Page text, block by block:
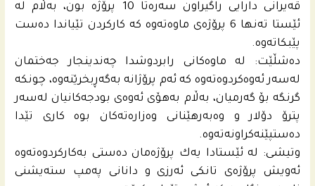
قه‌یرانى دارایی راگیراون سه‌ره‌تا 10 پرۆژه‌ بون، به‌ڵام له‌
ئێستا ته‌نها 6 پرۆژه‌ى ماوه‌ته‌وه‌ كه‌ كاركردن تێیاندا ده‌ست
پێبكاته‌وه‌.
ده‌شڵێت: له‌ ماوه‌كانى رابردوشدا چه‌ندینجار جه‌ختمان
له‌سه‌ر ئه‌وه‌كردوه‌ته‌وه‌ كه‌ ئه‌م پرۆژانه‌ به‌گه‌ڕبخرێنه‌وه‌، چونكه‌
گرنگه‌ بۆ گه‌رمیان، به‌ڵام به‌هۆى ئه‌وه‌ى بودجه‌كانیان له‌سه‌ر
پترۆ دۆلار و وه‌به‌رهێنانى وه‌زاره‌ته‌كان بوه‌ كارى تێدا
ده‌ستپێنه‌كراونه‌ته‌وه‌.
وتیشى: له‌ ئێستادا یه‌ك پرۆژه‌مان ده‌ستى به‌كاركردوه‌ته‌وه‌
ئه‌ویش پرۆژه‌ى تانكى ئه‌رزى و دانانى په‌مپ سته‌یشنى